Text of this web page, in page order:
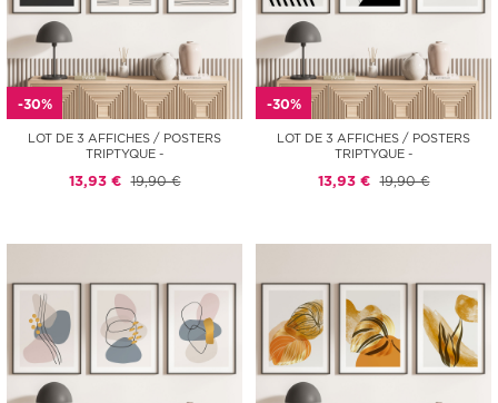
-30%
LOT DE 3 AFFICHES / POSTERS
TRIPTYQUE -
13,93 € 19,90 €
-30%
LOT DE 3 AFFICHES / POSTERS
TRIPTYQUE -
13,93 € 19,90 €